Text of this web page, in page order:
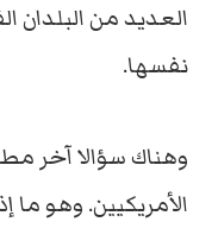
العديد من البلدان
نفسها.
وهناك سؤالا آخر
الأمريكيين. وهو ما